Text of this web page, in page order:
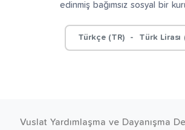
edinmiş bağımsız sosyal bir
Türkçe (TR) - Türk Lirası
Vuslat Yardımlaşma ve Dayanışma